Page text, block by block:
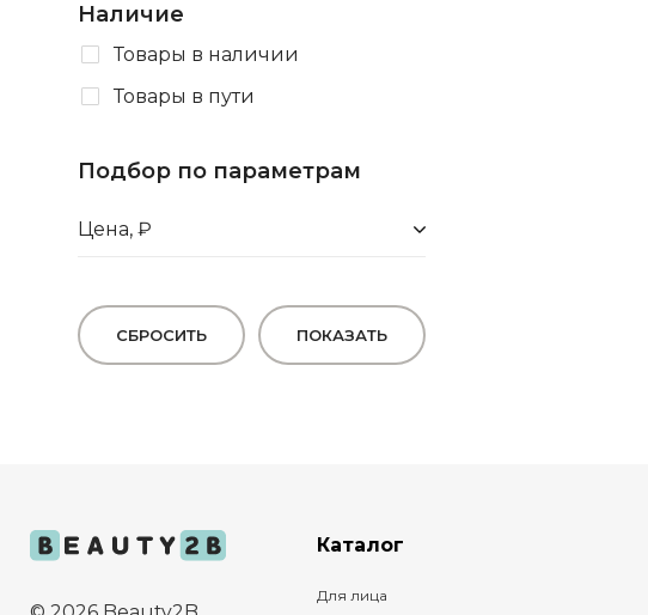
Наличие
Товары в наличии
Товары в пути
Подбор по параметрам
Цена, ₽
СБРОСИТЬ ПОКАЗАТЬ
Каталог
Для лица